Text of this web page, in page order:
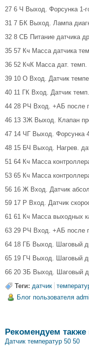
27 6 Ч Выход. Форсунка 1-
31 7 БК Выход. Лампа
32 8 СБ Питание датчика
35 57 Кч Масса датчика
36 52 КчК Масса дат. темп.
39 10 О Вход. Датчик
40 11 ГК Вход. Датчик
44 28 РЧ Вход. +АБ после
46 13 ЗЖ Выход. Клапан
47 14 ЧГ Выход. Форсунка
48 15 БЧ Выход. Нагрев.
51 64 Кч Масса
53 65 Кч Масса
56 16 Ж Вход. Датчик
59 17 Р Вход. Датчик
61 61 Кч Масса выходных
63 29 РЧ Вход. +АБ после
64 18 ГБ Выход. Шаговый
65 19 ГЧ Выход. Шаговый
66 20 ЗБ Выход. Шаговый
Теги: датчик
Блог пользователя
Рекомендуем также
Датчик температур 50 50